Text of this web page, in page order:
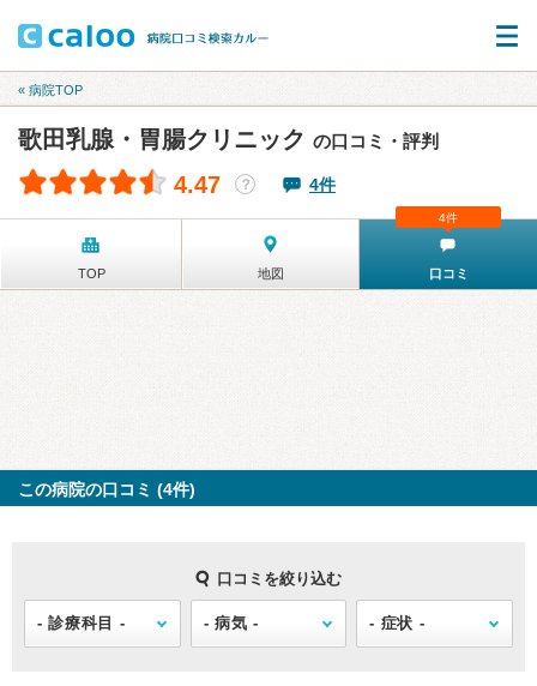
« 病院TOP
歌田乳腺・胃腸クリニック の口コミ・評判
4.47 ？ 4件
TOP 地図 口コミ
4件
この病院の口コミ (4件)
口コミを絞り込む